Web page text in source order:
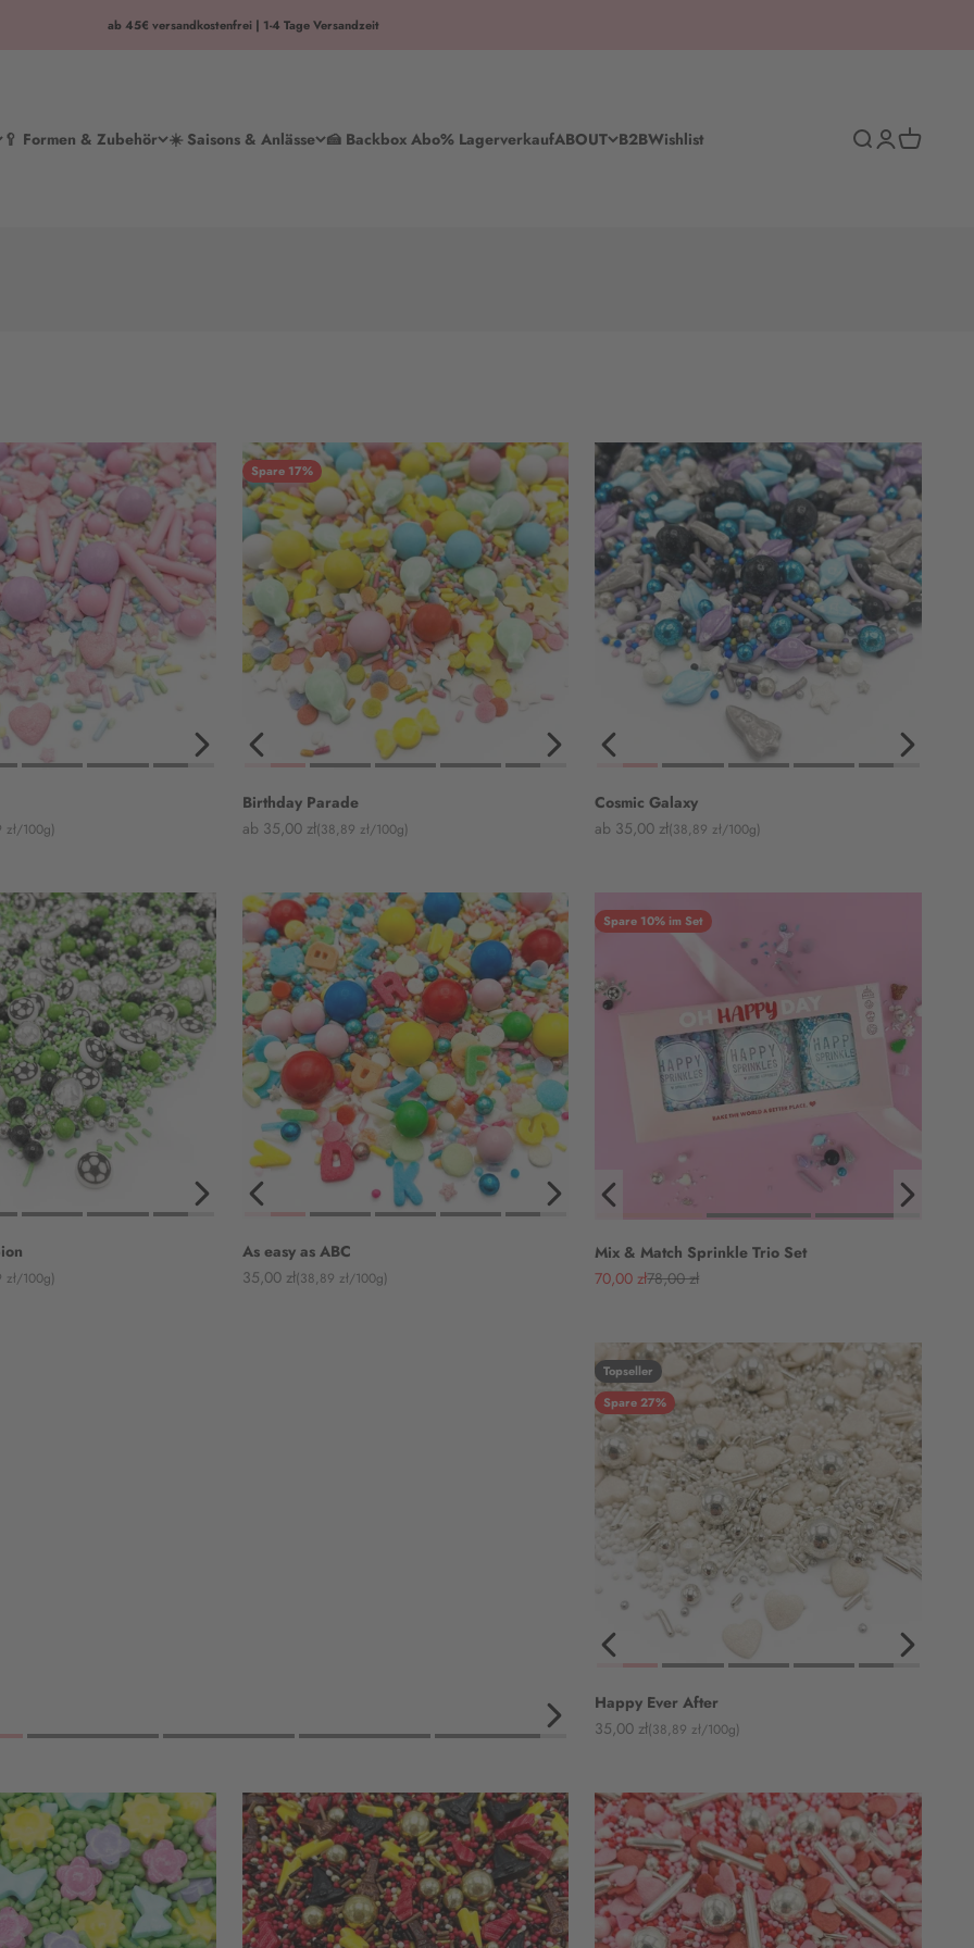
ab 45€ versandkostenfrei | 1-4 Tage Versandzeit
🥄 Formen & Zubehör ☀️ Saisons & Anlässe 🍰 Backbox Abo% LagerverkaufABOUT B2BWishlist SucheAnmelden
Warenkorb
zł/100g)
Spare 17%
Birthday Parade
Angebot
ab 35,00 zł(38,89 zł/100g)
Cosmic Galaxy
Angebot
ab 35,00 zł(38,89 zł/100g)
zł/100g)
As easy as ABC
Angebot
35,00 zł(38,89 zł/100g)
Spare 10% im Set
Mix & Match Sprinkle Trio Set
Angebot
70,00 złRegulärer Preis
78,00 zł
Topseller
Spare 27%
Happy Ever After
Angebot
35,00 zł(38,89 zł/100g)